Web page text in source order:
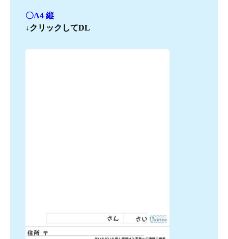
〇A4 縦
↓クリックしてDL